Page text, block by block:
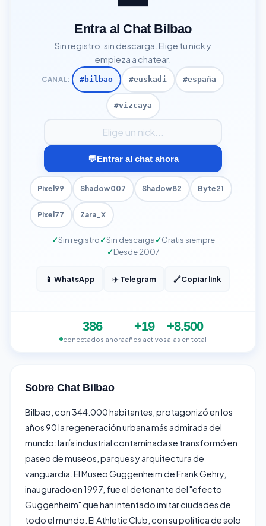
Entra al Chat Bilbao
Sin registro, sin descarga. Elige tu nick y
empieza a chatear.
CANAL: #bilbao #euskadi #españa
#vizcaya
💬Entrar al chat ahora
Pixel99 Shadow007 Shadow82 Byte21
Pixel77 Zara_X
Sin registro Sin descarga
Gratis siempre
Desde 2007
📱 WhatsApp ✈️ Telegram 🔗Copiar link
386
conectados ahora
+19
años activo
+8.500
salas en total
Sobre Chat Bilbao
Bilbao, con 344.000 habitantes, protagonizó en los
años 90 la regeneración urbana más admirada del
mundo: la ría industrial contaminada se transformó en
paseo de museos, parques y arquitectura de
vanguardia. El Museo Guggenheim de Frank Gehry,
inaugurado en 1997, fue el detonante del "efecto
Guggenheim" que han intentado imitar ciudades de
todo el mundo. El Athletic Club, con su política de solo